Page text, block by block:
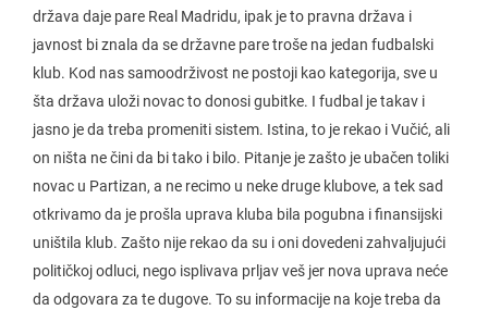
država daje pare Real Madridu, ipak je to pravna država i
javnost bi znala da se državne pare troše na jedan fudbalski
klub. Kod nas samoodrživost ne postoji kao kategorija, sve u
šta država uloži novac to donosi gubitke. I fudbal je takav i
jasno je da treba promeniti sistem. Istina, to je rekao i Vučić, ali
on ništa ne čini da bi tako i bilo. Pitanje je zašto je ubačen toliki
novac u Partizan, a ne recimo u neke druge klubove, a tek sad
otkrivamo da je prošla uprava kluba bila pogubna i finansijski
uništila klub. Zašto nije rekao da su i oni dovedeni zahvaljujući
političkoj odluci, nego isplivava prljav veš jer nova uprava neće
da odgovara za te dugove. To su informacije na koje treba da